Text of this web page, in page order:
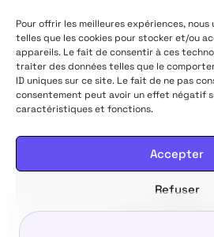
Pour offrir les meilleures expériences,
telles que les cookies pour stocker et/ou
appareils. Le fait de consentir à ces
traiter des données telles que le
ID uniques sur ce site. Le fait de ne pas
consentement peut avoir un effet négatif
caractéristiques et fonctions.
Accepter
Refuser
ALPHA X CBD Shop © 2026 · Tous
Visa
Mastercard CB
PRODUITS CONTENANT MOINS DE 0,3 %
INTERDITS AUX FEMMES ENCEINTES
CONDUIRE APRÈS USAGE · VENTE